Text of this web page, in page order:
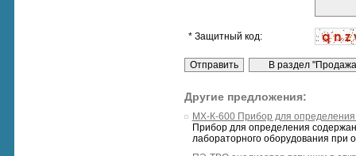
* Защитный код:
Другие предложения:
МХ-К-600 Прибор для
Прибор для определения
лабораторного оборудования при